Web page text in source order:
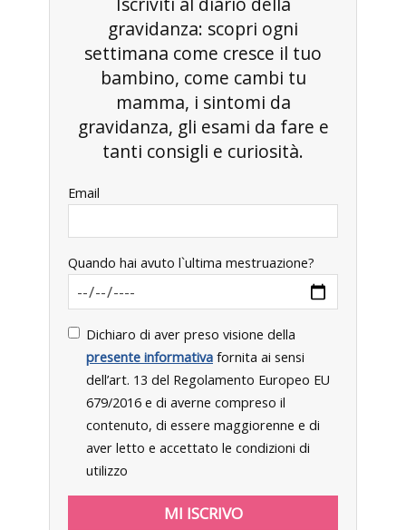
gravidanza: scopri ogni
settimana come cresce il tuo
bambino, come cambi tu
mamma, i sintomi da
gravidanza, gli esami da fare e
tanti consigli e curiosità.
Email
Quando hai avuto l`ultima mestruazione?
Dichiaro di aver preso visione della
presente informativa fornita ai sensi
dell’art. 13 del Regolamento Europeo EU
679/2016 e di averne compreso il
contenuto, di essere maggiorenne e di
aver letto e accettato le condizioni di
utilizzo